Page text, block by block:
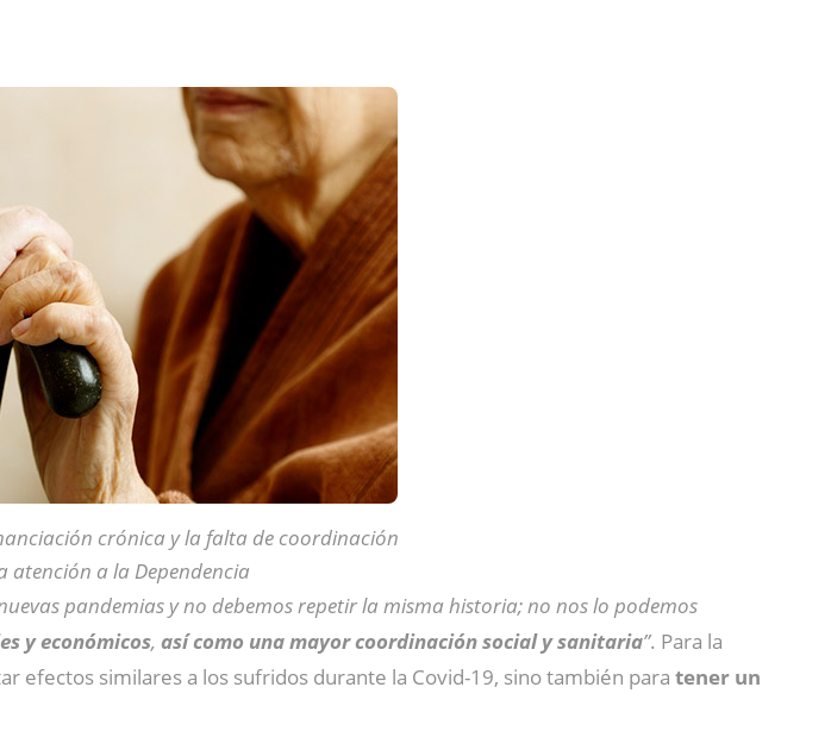
crónica y la falta de coordinación
atención a la Dependencia
pandemias y no debemos repetir la misma historia; no nos lo podemos
y económicos, así como una mayor coordinación social y sanitaria”. Para la
efectos similares a los sufridos durante la Covid-19, sino también para tener un